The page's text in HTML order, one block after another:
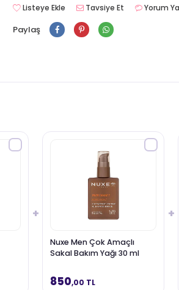
Listeye Ekle Tavsiye Et Yorum
Paylaş
+
Nuxe Men Çok Amaçlı
Sakal Bakım Yağı 30 ml
850,00 TL
+